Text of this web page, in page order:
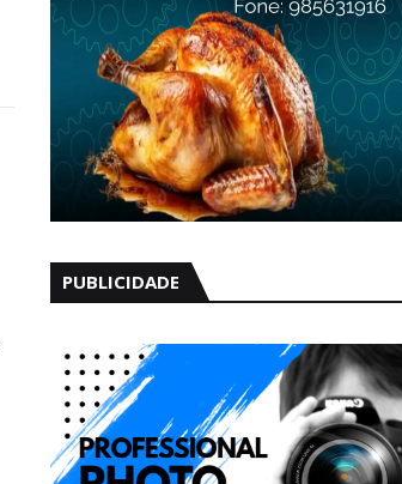
PUBLICIDADE